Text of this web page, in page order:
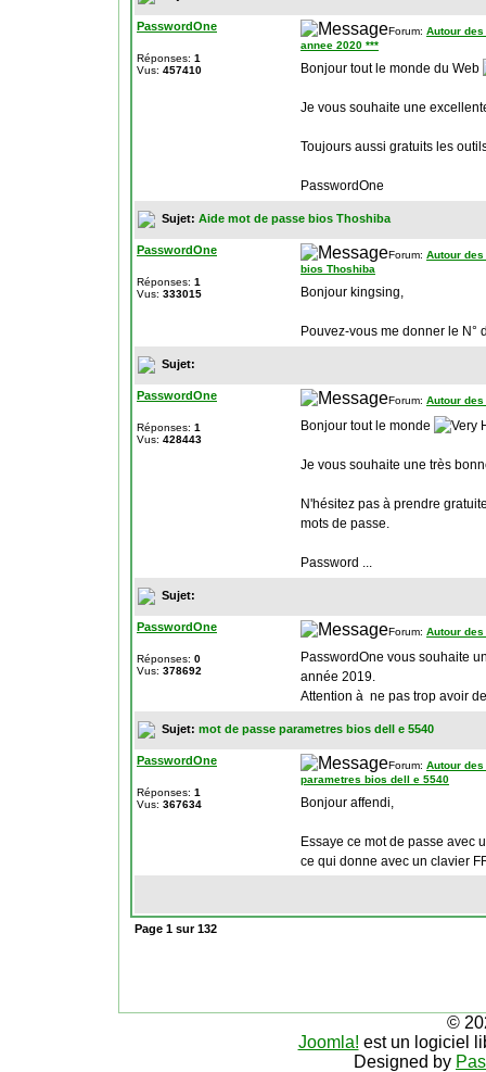
PasswordOne
Réponses: 1
Vus: 457410
Forum: Autour
annee 2020 ***
Bonjour tout le monde du Web
Je vous souhaite une
Toujours aussi gratuits les
PasswordOne
Sujet: Aide mot de passe bios Thoshiba
PasswordOne
Réponses: 1
Vus: 333015
Forum: Autour
bios Thoshiba
Bonjour kingsing,
Pouvez-vous me donner le N°
Sujet:
PasswordOne
Réponses: 1
Vus: 428443
Forum: Autour
Bonjour tout le monde
Je vous souhaite une très
N'hésitez pas à prendre
mots de passe.
Password ...
Sujet:
PasswordOne
Réponses: 0
Vus: 378692
Forum: Autour
PasswordOne vous souhaite
année 2019.
Attention à ne pas trop avoir
Sujet: mot de passe parametres bios dell e 5540
PasswordOne
Réponses: 1
Vus: 367634
Forum: Autour
parametres bios dell e 5540
Bonjour affendi,
Essaye ce mot de passe avec
ce qui donne avec un clavier
Page 1 sur132
©
Joomla! est un logiciel
Designed by